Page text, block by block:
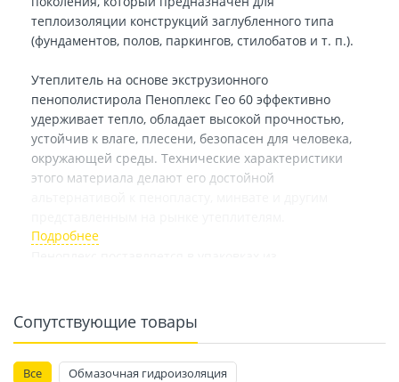
теплоизоляции конструкций заглубленного типа
(фундаментов, полов, паркингов, стилобатов и т. п.).
Утеплитель на основе экструзионного
пенополистирола Пеноплекс Гео 60 эффективно
удерживает тепло, обладает высокой прочностью,
устойчив к влаге, плесени, безопасен для человека,
окружающей среды. Технические характеристики
этого материала делают его достойной
Сопутствующие товары
Все
Обмазочная гидроизоляция